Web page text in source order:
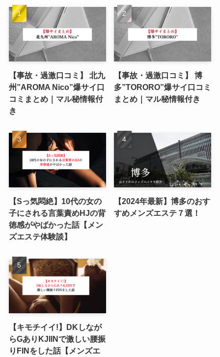
【事故・過激口コミ】 北九
州”AROMA Nico”爆サイ口
コミまとめ｜マル秘情報付
き
【事故・過激口コミ】 博
多”TORORO”爆サイ口コミ
まとめ｜マル秘情報付き
【Sっ気悶絶】10代の女の
子にされる言葉責めHJの背
徳感がやばかった話【メン
ズエステ体験談】
【2024年最新】博多のおす
すめメンズエステ７選！
【キモチイイ!】DKしなが
らGありKJIINで激しい腰振
りFINをした話【メンズエ